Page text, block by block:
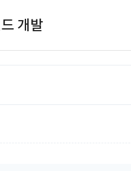
개발